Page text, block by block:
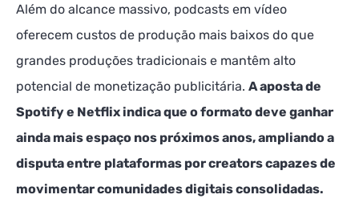
Além do alcance massivo, podcasts em vídeo
oferecem custos de produção mais baixos do que
grandes produções tradicionais e mantêm alto
potencial de monetização publicitária. A aposta de
Spotify e Netflix indica que o formato deve ganhar
ainda mais espaço nos próximos anos, ampliando a
disputa entre plataformas por creators capazes de
movimentar comunidades digitais consolidadas.